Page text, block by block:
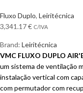
Fluxo Duplo, Leiritécnica
3,341.17€ C/IVA
Brand: Leiritécnica
VMC FLUXO DUPLO
um sistema de ventilação
instalação vertical com
com permutador com